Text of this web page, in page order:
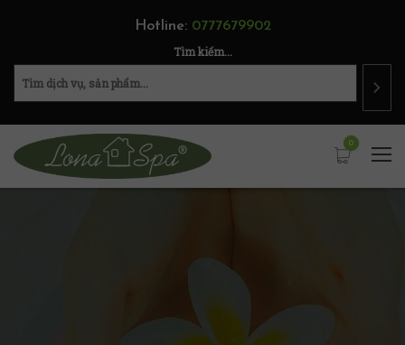
Hotline: 0777679902
Tìm kiếm...
0